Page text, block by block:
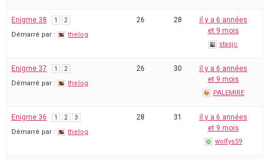
Enigme 38 1 2
Démarré par : thelog
26 28
il y a 6 années
et 9 mois
stasjc
Enigme 37 1 2
Démarré par : thelog
26 30
il y a 6 années
et 9 mois
PALEMIRE
Enigme 36 1 2 3
Démarré par : thelog
28 31
il y a 6 années
et 9 mois
wolfys59